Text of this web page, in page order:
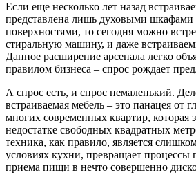
Если еще несколько лет назад
представлена лишь духовыми
поверхностями, то сегодня можно
стиральную машину, и даже
Данное расширение арсенала легко
правилом бизнеса – спрос рождает
А спрос есть, и спрос немаленький.
встраиваемая мебель – это панацея от
многих современных квартир, которая
недостатке свободных квадратных
техника, как правило, является
условиях кухни, превращает процессы
приема пищи в нечто совершенно